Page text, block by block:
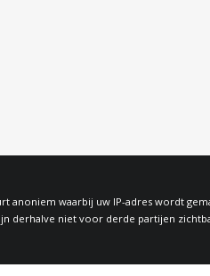
anoniem waarbij uw IP-adres wordt
derhalve niet voor derde partijen